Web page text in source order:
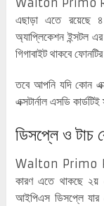
Walton Primo R2
এছাড়া এতে রয়েছে
অ্যাপ্লিকেশন ইন্সটল
গিগাবাইট থাকবে
তবে আপনি যদি কোন
এক্সটার্নাল এসডি
ডিসপ্লে ও টাচ
Walton Primo R2
কারণ এতে থাকছে ২য়
আইপিএস ডিসপ্লে